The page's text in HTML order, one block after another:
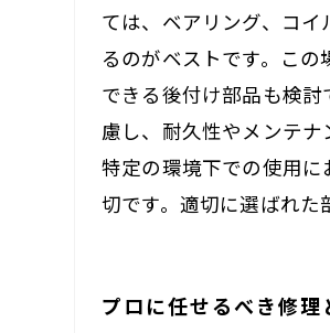
ては、ベアリング、コ
るのがベストです。こ
できる後付け部品も検
慮し、耐久性やメンテ
特定の環境下での使用
切です。適切に選ばれた
プロに任せるべき修理